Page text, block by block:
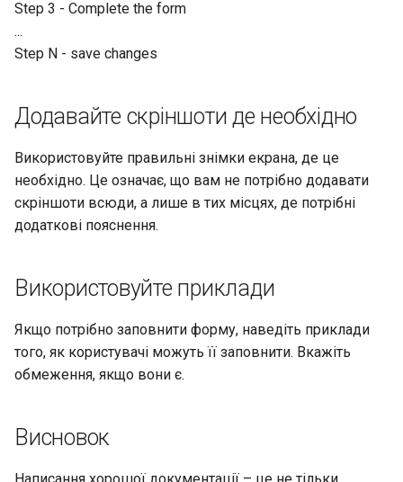
Step 3 - Complete the form
...
Step N - save changes
Додавайте скріншоти де необхідно
Використовуйте правильні знімки екрана, де це
необхідно. Це означає, що вам не потрібно додавати
скріншоти всюди, а лише в тих місцях, де потрібні
додаткові пояснення.
Використовуйте приклади
Якщо потрібно заповнити форму, наведіть приклади
того, як користувачі можуть її заповнити. Вкажіть
обмеження, якщо вони є.
Висновок